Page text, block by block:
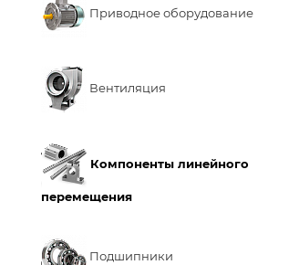
Приводное оборудование
Вентиляция
Компоненты линейного
перемещения
Подшипники